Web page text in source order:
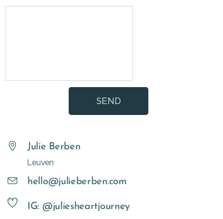
SEND
Julie Berben
Leuven
hello@julieberben.com
IG: @juliesheartjourney